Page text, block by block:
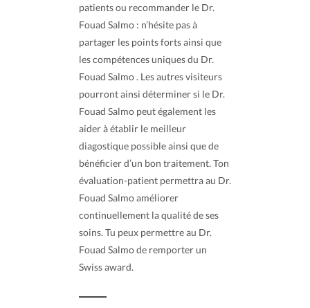
patients ou recommander le Dr.
Fouad Salmo : n’hésite pas à
partager les points forts ainsi que
les compétences uniques du Dr.
Fouad Salmo . Les autres visiteurs
pourront ainsi déterminer si le Dr.
Fouad Salmo peut également les
aider à établir le meilleur
diagostique possible ainsi que de
bénéficier d’un bon traitement. Ton
évaluation-patient permettra au Dr.
Fouad Salmo améliorer
continuellement la qualité de ses
soins. Tu peux permettre au Dr.
Fouad Salmo de remporter un
Swiss award.